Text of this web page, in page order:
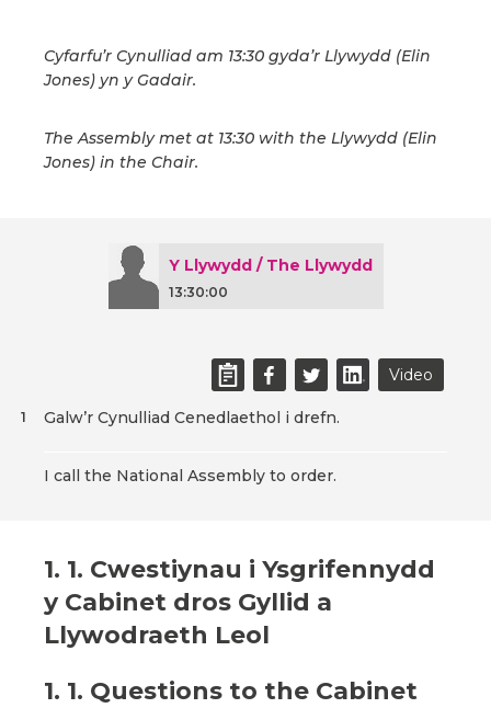
Cyfarfu’r Cynulliad am 13:30 gyda’r Llywydd (Elin
Jones) yn y Gadair.
The Assembly met at 13:30 with the Llywydd (Elin
Jones) in the Chair.
Y Llywydd / The Llywydd
13:30:00
Video
Galw’r Cynulliad Cenedlaethol i drefn.
1
I call the National Assembly to order.
1. 1. Cwestiynau i Ysgrifennydd
y Cabinet dros Gyllid a
Llywodraeth Leol
1. 1. Questions to the Cabinet